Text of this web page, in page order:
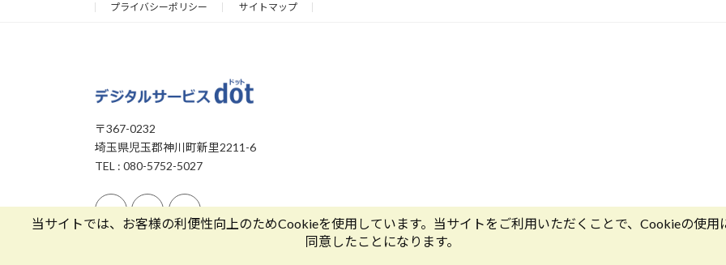
プライバシーポリシー サイトマップ
〒367-0232
埼玉県児玉郡神川町新里2211-6
TEL : 080-5752-5027